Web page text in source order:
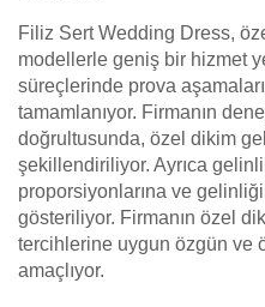
Filiz Sert Wedding Dress,
modellerle geniş bir hizmet
süreçlerinde prova
tamamlanıyor. Firmanın
doğrultusunda, özel dikim
şekillendiriliyor. Ayrıca
proporsiyonlarına ve
gösteriliyor. Firmanın özel
tercihlerine uygun özgün ve
amaçlıyor.